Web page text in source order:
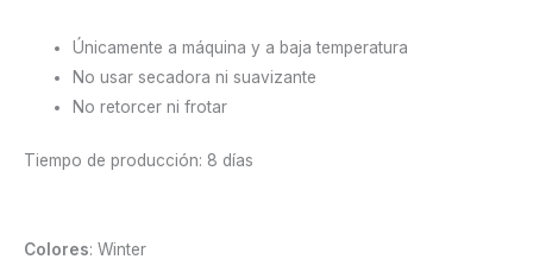
Únicamente a máquina y a baja temperatura
No usar secadora ni suavizante
No retorcer ni frotar
Tiempo de producción: 8 días
Colores: Winter